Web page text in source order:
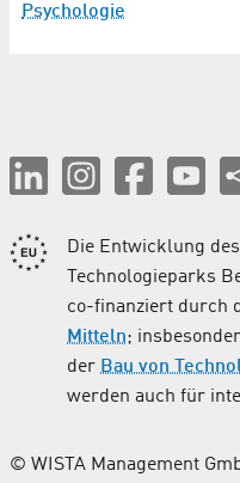
Psychologie
Die Entwicklung
Technologieparks
co-finanziert durch
Mitteln;
der Bau von
werden auch für
© WISTA Management